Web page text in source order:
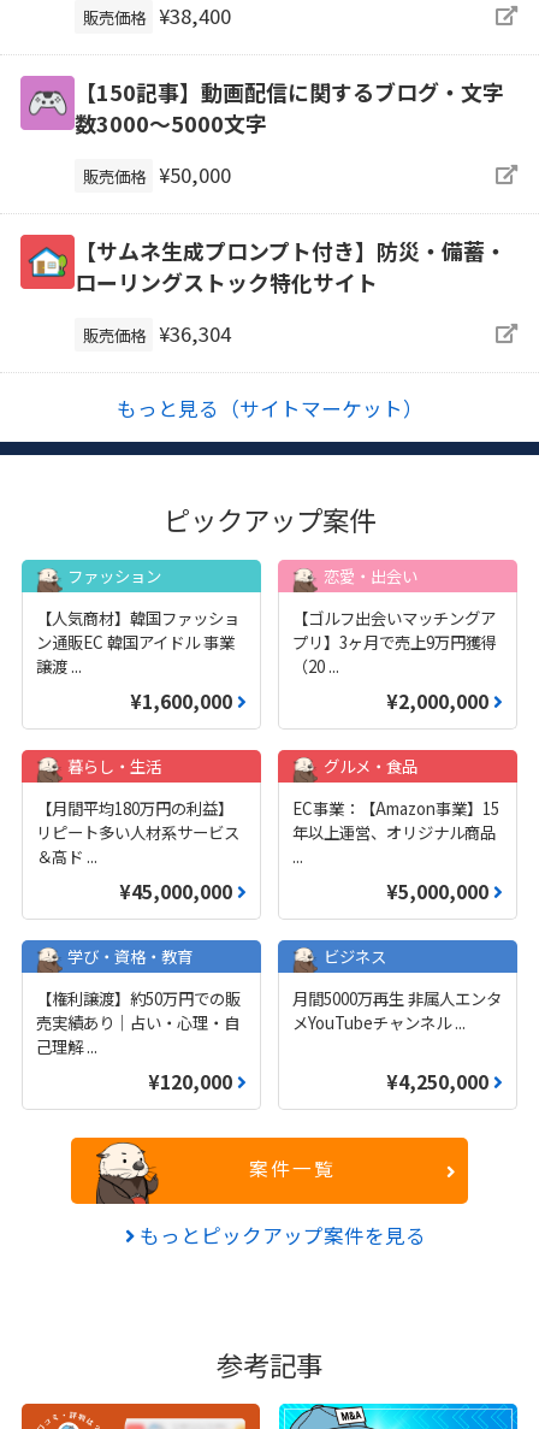
販売価格 ¥38,400
【150記事】動画配信に関するブログ・文字
数3000～5000文字
販売価格 ¥50,000
【サムネ生成プロンプト付き】防災・備蓄・
ローリングストック特化サイト
販売価格 ¥36,304
もっと見る（サイトマーケット）
ピックアップ案件
ファッション
【人気商材】韓国ファッショ
ン通販EC 韓国アイドル 事業
譲渡 ...
¥1,600,000
恋愛・出会い
【ゴルフ出会いマッチングア
プリ】3ヶ月で売上9万円獲得
（20 ...
¥2,000,000
暮らし・生活
【月間平均180万円の利益】
リピート多い人材系サービス
＆高ド ...
¥45,000,000
グルメ・食品
EC事業：【Amazon事業】15
年以上運営、オリジナル商品
...
¥5,000,000
学び・資格・教育
【権利譲渡】約50万円での販
売実績あり｜占い・心理・自
己理解...
¥120,000
ビジネス
月間5000万再生 非属人エンタ
メYouTubeチャンネル...
¥4,250,000
案件一覧
もっとピックアップ案件を見る
参考記事